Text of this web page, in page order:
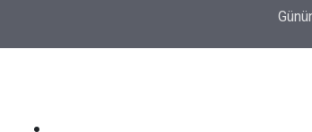
Samsun'da